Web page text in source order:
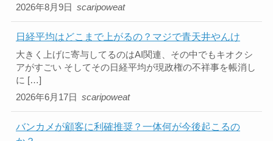
2026年8月9日
scaripoweat
日経平均はどこまで上がるの？マジで青天井やんけ
2026年6月17日
大きく上げに寄与してるのはAI関連、その中でもキオクシ
アがすごい そしてその日経平均が現政権の不祥事を帳消し
に […]
scaripoweat
バンカメが顧客に利確推奨？一体何が今後起こるの